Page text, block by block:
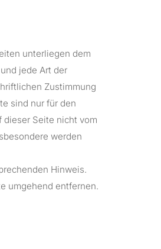
unterliegen dem
jede Art der
Zustimmung
sind nur für den
dieser Seite nicht vom
werden
Hinweis.
umgehend entfernen.